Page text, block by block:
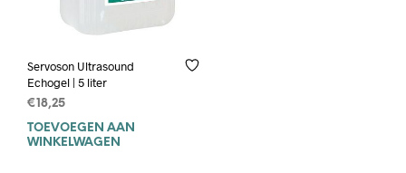
Servoson Ultrasound
Echogel | 5 liter
€ 18,25
TOEVOEGEN AAN
WINKELWAGEN